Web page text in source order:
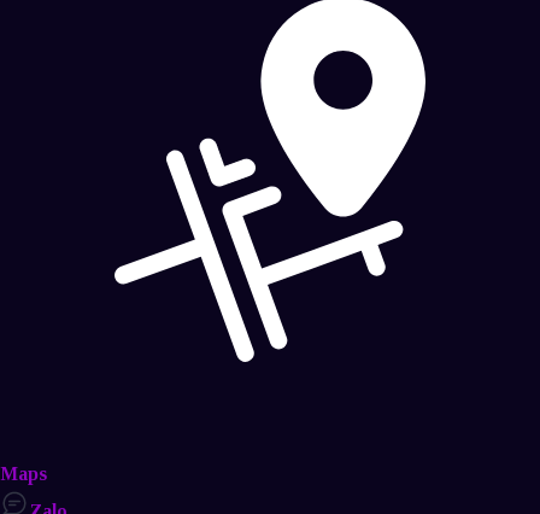
Maps